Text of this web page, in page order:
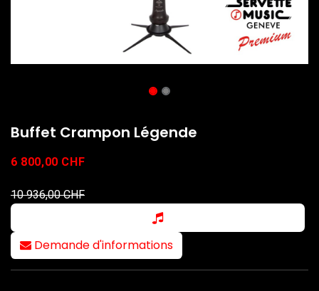
Buffet Crampon Légende
6 800,00 CHF
10 936,00CHF
Demande d'informations